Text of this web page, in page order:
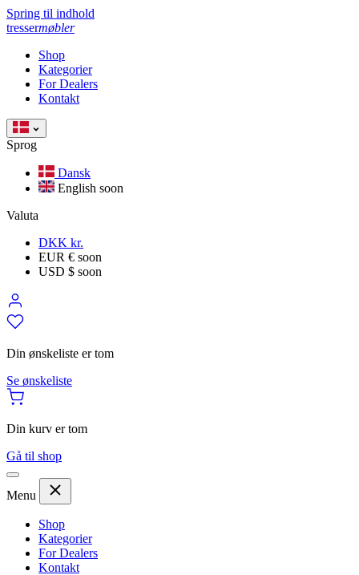
Spring til indhold
tressermøbler
Shop
Kategorier
For Dealers
Kontakt
Sprog
Dansk
English soon
Valuta
DKK kr.
EUR € soon
USD $ soon
Din ønskeliste er tom
Se ønskeliste
Din kurv er tom
Gå til shop
Menu
Shop
Kategorier
For Dealers
Kontakt